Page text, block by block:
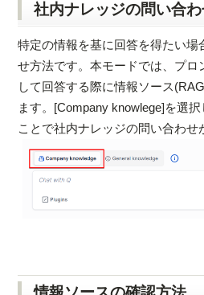
社内ナレッジの問い合
特定の情報を基に回答を得たい場
せ方法です。本モードでは、プロ
して回答する際に情報ソース
ます。[Company knowlege]を選
ことで社内ナレッジの問い合わせ